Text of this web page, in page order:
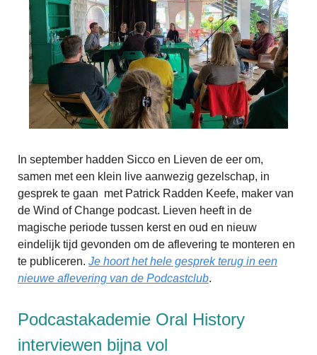
In september hadden Sicco en Lieven de eer om,
samen met een klein live aanwezig gezelschap, in
gesprek te gaan met Patrick Radden Keefe, maker van
de Wind of Change podcast. Lieven heeft in de
magische periode tussen kerst en oud en nieuw
eindelijk tijd gevonden om de aflevering te monteren en
te publiceren. Je hoort het hele gesprek terug in een
nieuwe aflevering van de Podcastclub.
Podcastakademie Oral History
interviewen bijna vol